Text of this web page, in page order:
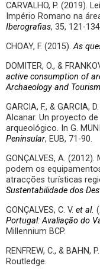
CARVALHO, P. (2019).
Império Romano na
Iberografias, 35, 121-
CHOAY, F. (2015).As
DOMITER, O., &
active consumption of
Archaeology and Tourism
GARCIA, F., & GARCIA,
Alcanar. Un proyecto
arqueológico. In G.
Peninsular, EUB, 71-90.
GONÇALVES, A.
podem os
atracções turísticas
Sustentabilidade dos
GONÇALVES, C. V. et al.
Portugal: Avaliação do
Millennium BCP.
RENFREW, C., & BAHN,
Routledge.